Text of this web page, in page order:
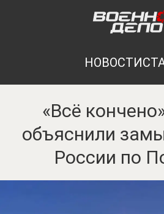
НОВОСТИ
«Всё
объяснили
России по